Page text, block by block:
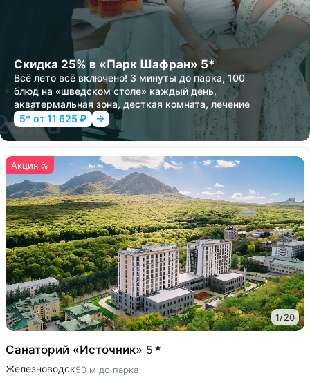
Скидка 25% в «Парк Шафран» 5*
Всё лето всё включено! 3 минуты до парка, 100
блюд на «шведском столе» каждый день,
акватермальная зона, десткая комната, лечение
5* от 11 625 ₽
Акция %
1/20
Санаторий «Источник» 5
Железноводск50 м до парка